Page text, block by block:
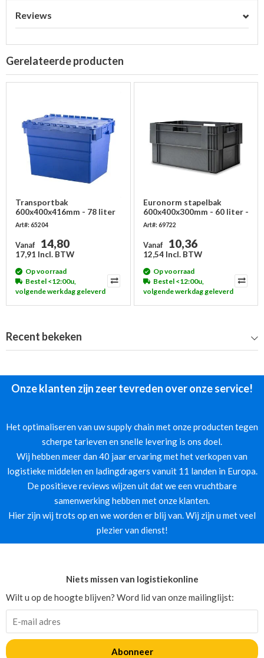
Reviews
Gerelateerde producten
Transportbak
600x400x416mm - 78 liter
Art#: 65204
Vanaf 14,80
17,91 Incl. BTW
Op voorraad
Bestel <12:00u,
volgende werkdag geleverd
Euronorm stapelbak
600x400x300mm - 60 liter -
gesloten
Art#: 69722
Vanaf 10,36
12,54 Incl. BTW
Op voorraad
Bestel <12:00u,
volgende werkdag geleverd
Recent bekeken
Onze klanten zijn zeer tevreden over onze service!
Het optimaliseren van uw supply chain met onze producten tegen
scherpe tarieven en snelle levering is ons doel.
Wij hebben meer dan 40 jaar ervaring met het verkopen van
logistieke middelen en ladingdragers vanuit 11 landen in Europa.
De positieve reviews wijzen uit dat we een vruchtbare
samenwerking hebben met onze klanten.
Hier zijn wij trots op en we worden er blij van. Wij zijn u met veel
plezier van dienst!
Niets missen van logistiekonline
Wilt u op de hoogte blijven? Word lid van onze mailinglijst:
Abonneer